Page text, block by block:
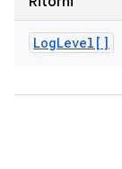
LogLevel[]